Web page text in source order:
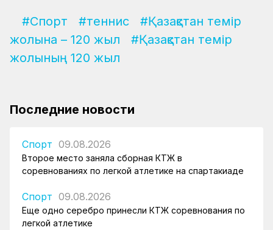
#Спорт #теннис
#Қазақстан темір
жолына – 120 жыл
#Қазақстан темір
жолының 120 жыл
Последние новости
Спорт 09.08.2026
Второе место заняла сборная КТЖ в
соревнованиях по легкой атлетике на спартакиаде
Спорт 09.08.2026
Еще одно серебро принесли КТЖ соревнования по
легкой атлетике